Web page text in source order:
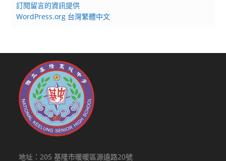
訂閱留言的資訊提供
WordPress.org 台灣繁體中文
地址：205 基隆市暖暖區源遠路20號